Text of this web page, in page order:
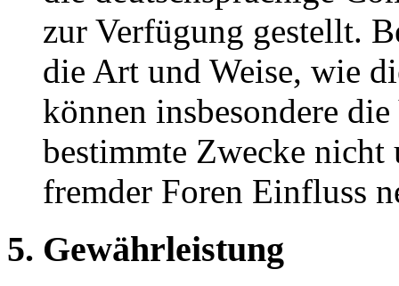
zur Verfügung gestellt.
die Art und Weise, wie
können insbesondere
bestimmte Zwecke nicht
fremder Foren Einfluss
5. Gewährleistung